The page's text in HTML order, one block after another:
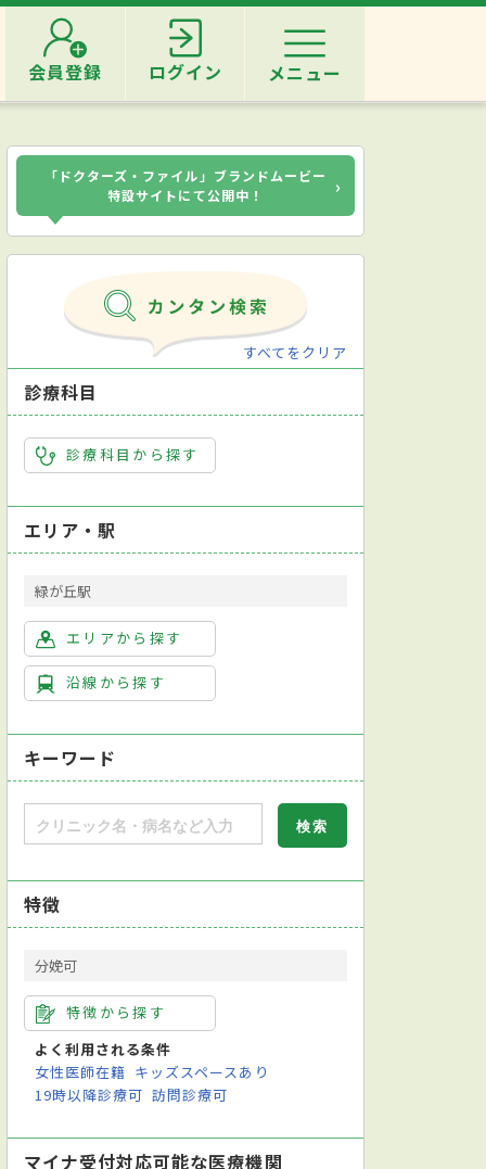
会員登録 ログイン メニュー
「ドクターズ・ファイル」ブランドムービー
特設サイトにて公開中！
›
すべてをクリア
診療科目
診療科目から探す
エリア・駅
緑が丘駅
エリアから探す
沿線から探す
キーワード
特徴
分娩可
特徴から探す
よく利用される条件
女性医師在籍 キッズスペースあり
19時以降診療可 訪問診療可
マイナ受付対応可能な医療機関